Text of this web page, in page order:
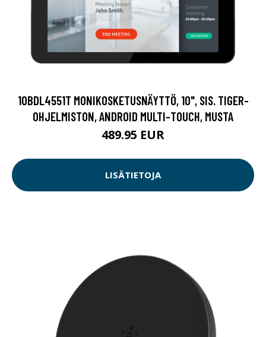
10BDL4551T MONIKOSKETUSNÄYTTÖ, 10", SIS. TIGER-
OHJELMISTON, ANDROID MULTI-TOUCH, MUSTA
489.95 EUR
LISÄTIETOJA